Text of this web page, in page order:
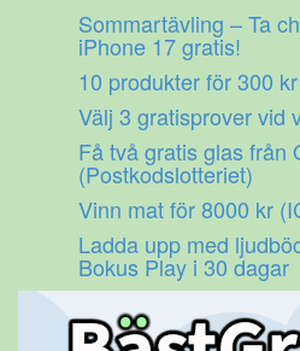
Sommartävling – Ta
iPhone 17 gratis!
10 produkter för 300
Välj 3 gratisprover vid
Få två gratis glas från
(Postkodslotteriet)
Vinn mat för 8000 kr
Ladda upp med
Bokus Play i 30 dagar